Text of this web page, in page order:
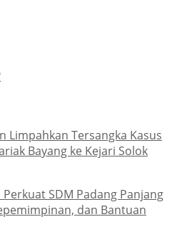
Limpahkan Tersangka Kasus
Bayang ke Kejari Solok
SDM Padang Panjang
dan Bantuan